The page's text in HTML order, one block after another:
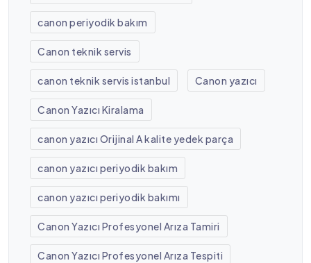
canon periyodik bakım
Canon teknik servis
canon teknik servis istanbul Canon yazıcı
Canon Yazıcı Kiralama
canon yazıcı Orijinal A kalite yedek parça
canon yazıcı periyodik bakım
canon yazıcı periyodik bakımı
Canon Yazıcı Profesyonel Arıza Tamiri
Canon Yazıcı Profesyonel Arıza Tespiti